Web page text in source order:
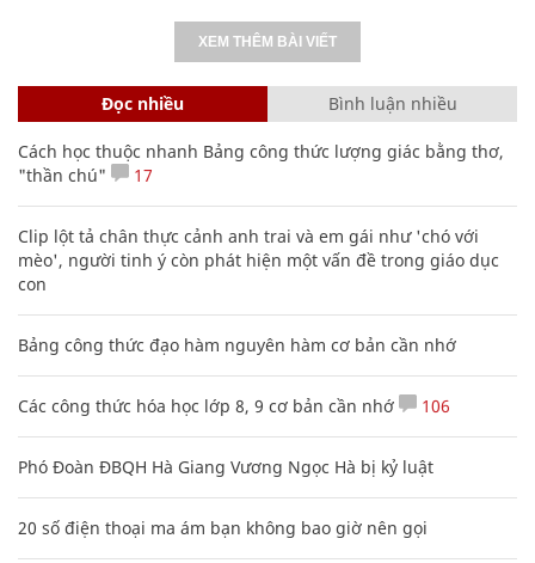
XEM THÊM BÀI VIẾT
Đọc nhiều Bình luận nhiều
Cách học thuộc nhanh Bảng công thức lượng giác bằng thơ,
"thần chú"
17
Clip lột tả chân thực cảnh anh trai và em gái như 'chó với
mèo', người tinh ý còn phát hiện một vấn đề trong giáo dục
con
Bảng công thức đạo hàm nguyên hàm cơ bản cần nhớ
Các công thức hóa học lớp 8, 9 cơ bản cần nhớ 106
Phó Đoàn ĐBQH Hà Giang Vương Ngọc Hà bị kỷ luật
20 số điện thoại ma ám bạn không bao giờ nên gọi